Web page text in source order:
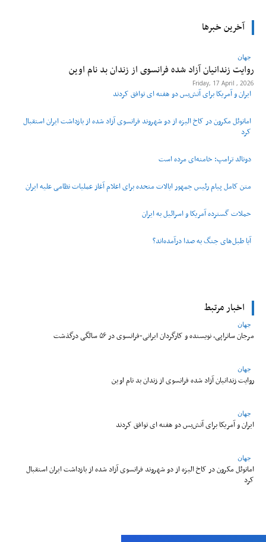
آخرین خبرها
جهان
روایت زندانیان آزاد شده فرانسوی از زندان ‌بد نام اوین
Friday, 17 April , 2026
ایران و آمریکا برای آتش‌بس دو هفته‌ ای توافق کردند
امانوئل مکرون در کاخ الیزه از دو شهروند فرانسوی آزاد شده از بازداشت ایران استقبال
کرد
دونالد ترامپ: خامنه‌ای مرده است
متن کامل پیام رئیس جمهور ایالات متحده برای اعلام آغاز عملیات نظامی علیه ایران
حملات گسترده آمریکا و اسرائیل به ایران
آیا طبل‌های جنگ به صدا درآمده‌اند؟
اخبار مرتبط
جهان
مرجان ساتراپی، نویسنده و کارگردان ایرانی-فرانسوی در ۵۶ سالگی درگذشت
جهان
روایت زندانیان آزاد شده فرانسوی از زندان ‌بد نام اوین
جهان
ایران و آمریکا برای آتش‌بس دو هفته‌ ای توافق کردند
جهان
امانوئل مکرون در کاخ الیزه از دو شهروند فرانسوی آزاد شده از بازداشت ایران استقبال
کرد